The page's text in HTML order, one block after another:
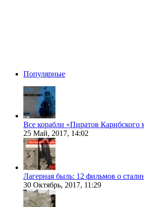
Популярные
Все корабли «Пиратов Карибского
25 Май, 2017, 14:02
Лагерная быль: 12 фильмов о
30 Октябрь, 2017, 11:29